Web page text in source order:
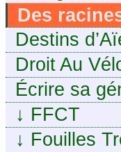
Des
Destins
Droit Au
Sambre-
Écrire sa
sans stress
↓ FFCT
↓ Fouilles